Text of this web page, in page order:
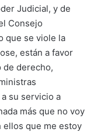
Judicial, y de
Consejo
que se viole la
están a favor
de derecho,
su servicio a
más que no voy
ellos que me estoy